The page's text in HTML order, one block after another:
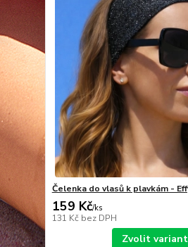
Čelenka do vlasů k plavkám -
159 Kč/ks
131 Kč bez DPH
Zvolit